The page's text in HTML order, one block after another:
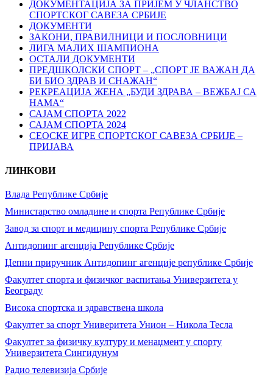
ДОКУМЕНТАЦИЈА ЗА ПРИЈЕМ У ЧЛАНСТВО
СПОРТСКОГ САВЕЗА СРБИЈЕ
ДОКУМЕНТИ
ЗАКОНИ, ПРАВИЛНИЦИ И ПОСЛОВНИЦИ
ЛИГА МАЛИХ ШАМПИОНА
ОСТАЛИ ДОКУМЕНТИ
ПРЕДШКОЛСКИ СПОРТ – „СПОРТ ЈЕ ВАЖАН ДА
БИ БИО ЗДРАВ И СНАЖАН“
РЕКРЕАЦИЈА ЖЕНА „БУДИ ЗДРАВА – ВЕЖБАЈ СА
НАМА“
САЈАМ СПОРТА 2022
САЈАМ СПОРТА 2024
СЕОСКЕ ИГРЕ СПОРТСКОГ САВЕЗА СРБИЈЕ –
ПРИЈАВА
ЛИНКОВИ
Влада Републике Србије
Министарство омладине и спорта Републике Србије
Завод за спорт и медицину спорта Републике Србије
Антидопинг агенција Републике Србије
Џепни приручник Антидопинг агенције републике Србије
Факултет спорта и физичког васпитања Универзитета у
Београду
Висока спортска и здравствена школа
Факултет за спорт Универитета Унион – Никола Тесла
Факултет за физичку културу и менаџмент у спорту
Универзитета Сингидунум
Радио телевизија Србије